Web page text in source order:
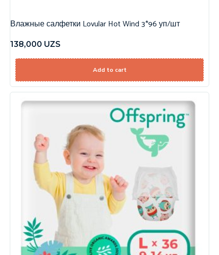
Влажные салфетки Lovular Hot Wind 3*96 уп/шт
138,000 UZS
Add to cart